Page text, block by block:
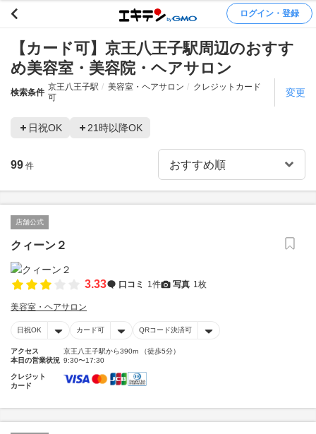
ログイン・登録
【カード可】京王八王子駅周辺のおすす
め美容室・美容院・ヘアサロン
検索条件
京王八王子駅 美容室・ヘアサロン
クレジットカード
可
変更
日祝OK 21時以降OK
99 件
店舗公式
クィーン２
3.33 口コミ 1件 写真 1枚
美容室・ヘアサロン
日祝OK カード可 QRコード決済可
アクセス
京王八王子駅から390m （徒歩5分）
本日の営業状況 9:30〜17:30
クレジット
カード